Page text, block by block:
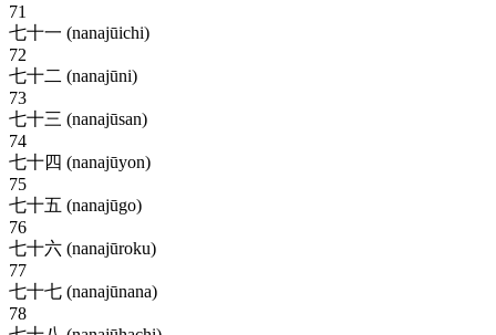
71
七十一 (nanajūichi)
72
七十二 (nanajūni)
73
七十三 (nanajūsan)
74
七十四 (nanajūyon)
75
七十五 (nanajūgo)
76
七十六 (nanajūroku)
77
七十七 (nanajūnana)
78